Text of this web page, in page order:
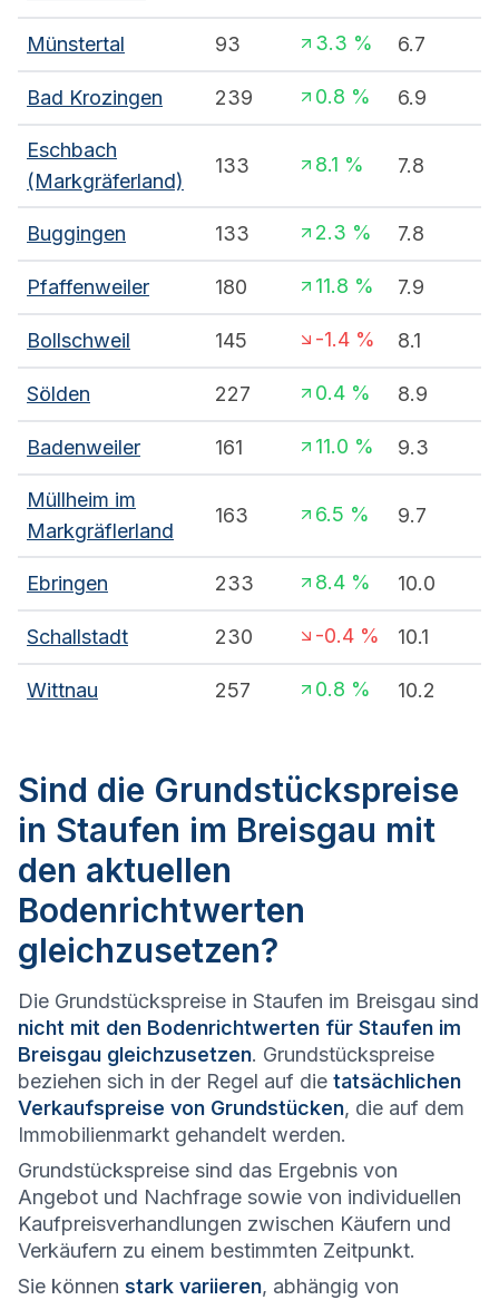
Münstertal 93 3.3 % 6.7
Bad Krozingen 239 0.8 % 6.9
Eschbach
(Markgräferland)
133 8.1 % 7.8
Buggingen 133 2.3 % 7.8
Pfaffenweiler 180 11.8 % 7.9
Bollschweil 145 -1.4 % 8.1
Sölden 227 0.4 % 8.9
Badenweiler 161 11.0 % 9.3
Müllheim im
Markgräflerland
163 6.5 % 9.7
Ebringen 233 8.4 % 10.0
Schallstadt 230 -0.4 % 10.1
Wittnau 257 0.8 % 10.2
Sind die Grundstückspreise
in Staufen im Breisgau mit
den aktuellen
Bodenrichtwerten
gleichzusetzen?
Die Grundstückspreise in Staufen im Breisgau sind
nicht mit den Bodenrichtwerten für Staufen im
Breisgau gleichzusetzen. Grundstückspreise
beziehen sich in der Regel auf die tatsächlichen
Verkaufspreise von Grundstücken, die auf dem
Immobilienmarkt gehandelt werden.
Grundstückspreise sind das Ergebnis von
Angebot und Nachfrage sowie von individuellen
Kaufpreisverhandlungen zwischen Käufern und
Verkäufern zu einem bestimmten Zeitpunkt.
Sie können stark variieren, abhängig von